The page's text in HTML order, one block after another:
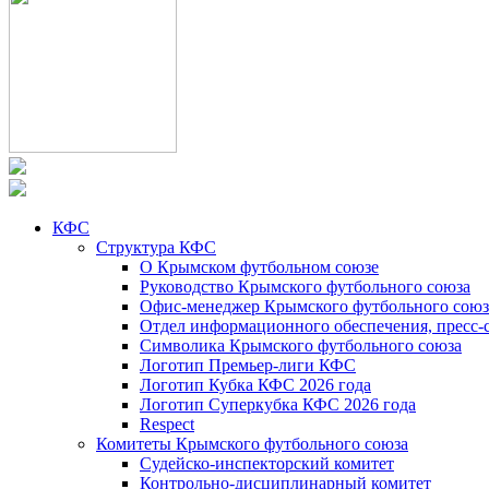
КФС
Структура КФС
О Крымском футбольном союзе
Руководство Крымского футбольного союза
Офис-менеджер Крымского футбольного
Отдел информационного обеспечения, пресс-
Символика Крымского футбольного союза
Логотип Премьер-лиги КФС
Логотип Кубка КФС 2026 года
Логотип Суперкубка КФС 2026 года
Respect
Комитеты Крымского футбольного союза
Судейско-инспекторский комитет
Контрольно-дисциплинарный комитет